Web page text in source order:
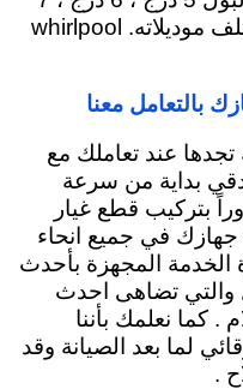
درج والديب فريزر الافقي بمختلف موديلاته. whirlpool
بالتعامل معنا
تجدها عند تعاملك مع
بداية من سرعة
بتركيب قطع غيار
جهازك في جميع انحاء
الخدمة المجهزة بأحدث
تضاهى احدث
. كما نعلمك بأننا
لما بعد الصيانة وقد
.